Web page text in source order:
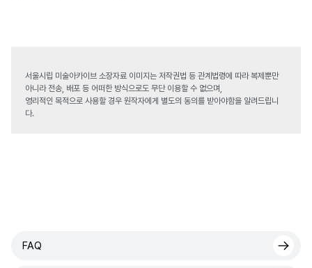
서울시립 미술아카이브 소장자료 이미지는 저작권법 등 관계법령에 따라 복제뿐만
아니라 전송, 배포 등 어떠한 방식으로도 무단 이용할 수 없으며,
영리적인 목적으로 사용할 경우 원작자에게 별도의 동의를 받아야함을 알려드립니
다.
FAQ